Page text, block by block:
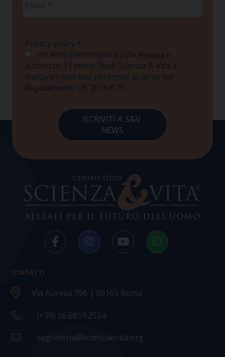
Privacy policy *
Ho letto l'informativa sulla Privacy e
autorizzo il Centro Studi Scienza & Vita a
trattare i miei dati personali ai sensi del
Regolamento UE 2016/679
CONTATTI
Via Aurelia 796 | 00165 Roma
(+39) 06.6819.2554
segreteria@scienzaevita.org